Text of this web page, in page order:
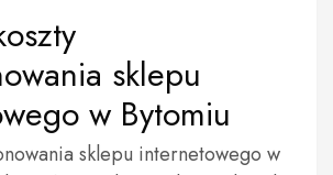
sklepu
w Bytomiu
sklepu internetowego w